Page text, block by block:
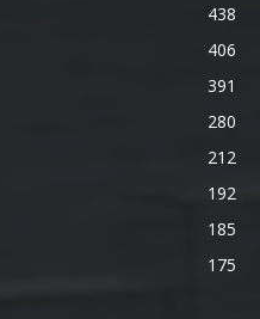
438
406
391
280
212
192
185
175